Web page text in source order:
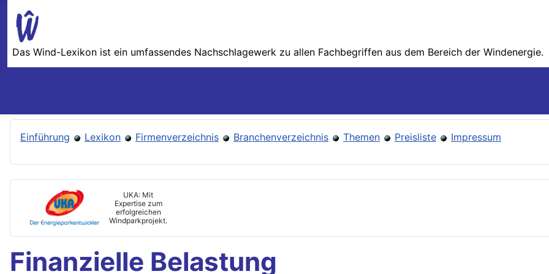
Das Wind-Lexikon ist ein umfassendes Nachschlage­werk zu allen Fachbegriffen aus dem Bereich der Wind­energie.
Einführung Lexikon Firmenverzeichnis Branchenverzeichnis Themen Preisliste Impressum
UKA: Mit
Expertise zum
erfolgreichen
Windparkprojekt.
Finanzielle Belastung